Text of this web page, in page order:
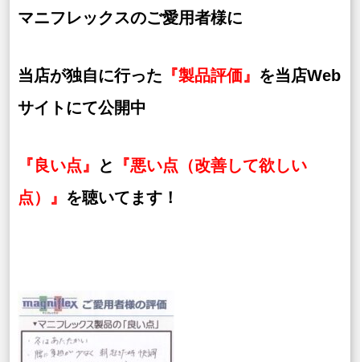
マニフレックスのご愛用者様に
当店が独自に行った 『製品評価』 を当店Web
サイトにて公開中
『良い点』 と
『悪い点（改善して欲しい
点）』 を聴いてます！